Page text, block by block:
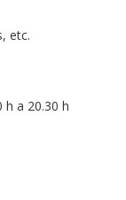
etc.
h a 20.30 h